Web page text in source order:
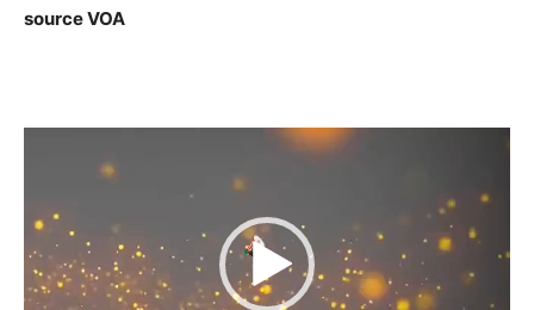
source VOA
Lecteur